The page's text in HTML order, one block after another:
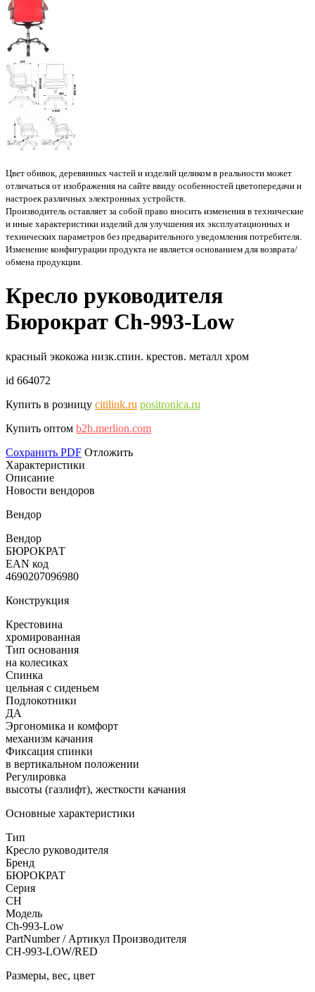
Цвет обивок, деревянных частей и изделий целиком в реальности может
отличаться от изображения на сайте ввиду особенностей цветопередачи и
настроек различных электронных устройств.
Производитель оставляет за собой право вносить изменения в технические
и иные характеристики изделий для улучшения их эксплуатационных и
технических параметров без предварительного уведомления потребителя.
Изменение конфигурации продукта не является основанием для возврата/
обмена продукции.
Кресло руководителя
Бюрократ Ch-993-Low
красный экокожа низк.спин. крестов. металл хром
id 664072
Купить в розницу citilink.ru positronica.ru
Купить оптом b2b.merlion.com
Сохранить PDF Отложить
Характеристики
Описание
Новости вендоров
Вендор
Вендор
БЮРОКРАТ
EAN код
4690207096980
Конструкция
Крестовина
хромированная
Тип основания
на колесиках
Спинка
цельная с сиденьем
Подлокотники
ДА
Эргономика и комфорт
механизм качания
Фиксация спинки
в вертикальном положении
Регулировка
высоты (газлифт), жесткости качания
Основные характеристики
Тип
Кресло руководителя
Бренд
БЮРОКРАТ
Серия
CH
Модель
Ch-993-Low
PartNumber / Артикул Производителя
CH-993-LOW/RED
Размеры, вес, цвет